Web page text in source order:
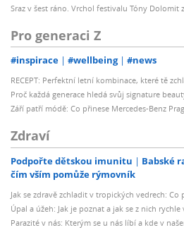
Sraz v šest ráno. Vrchol festivalu Tóny Dolomit
Pro generaci Z
#inspirace #wellbeing #news
RECEPT: Perfektní letní kombinace, které tě
Proč každá generace hledá svůj signature
Září patří módě: Co přinese Mercedes-Benz
Zdraví
Podpořte dětskou imunitu Babské
čím vším pomůže rýmovník
Jak se zdravě zchladit v tropických vedrech:
Úpal a úžeh: Jak je poznat a jak se z nich rychle
Parazité v nás: Kterým se u nás líbí a kde v